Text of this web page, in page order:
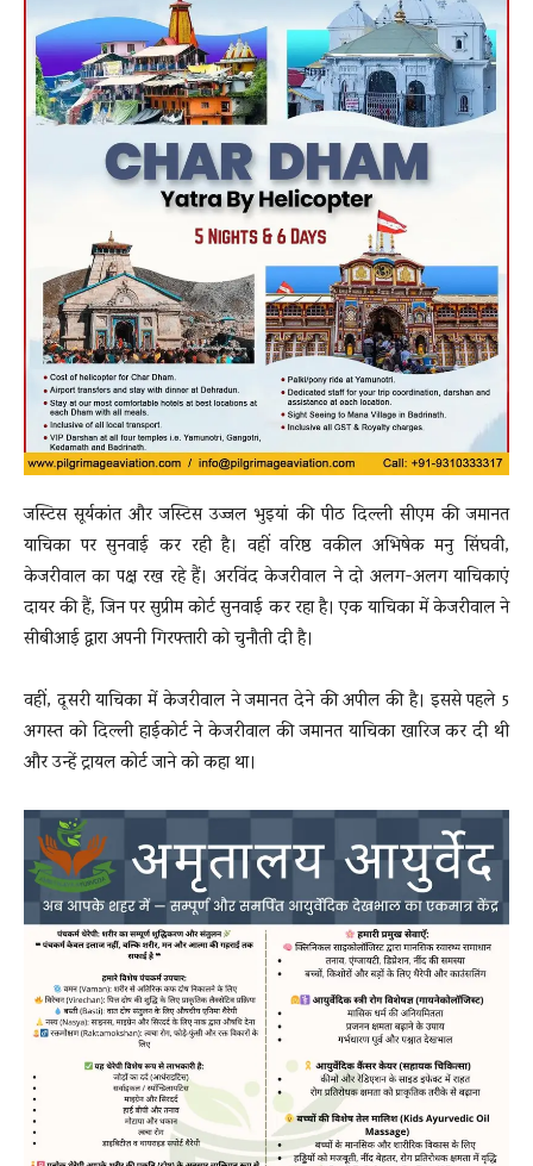
जस्टिस सूर्यकांत और जस्टिस उज्जल भुइयां की पीठ दिल्ली सीएम की जमानत
याचिका पर सुनवाई कर रही है। वहीं वरिष्ठ वकील अभिषेक मनु सिंघवी,
केजरीवाल का पक्ष रख रहे हैं। अरविंद केजरीवाल ने दो अलग-अलग याचिकाएं
दायर की हैं, जिन पर सुप्रीम कोर्ट सुनवाई कर रहा है। एक याचिका में केजरीवाल ने
सीबीआई द्वारा अपनी गिरफ्तारी को चुनौती दी है।
वहीं, दूसरी याचिका में केजरीवाल ने जमानत देने की अपील की है। इससे पहले 5
अगस्त को दिल्ली हाईकोर्ट ने केजरीवाल की जमानत याचिका खारिज कर दी थी
और उन्हें ट्रायल कोर्ट जाने को कहा था।